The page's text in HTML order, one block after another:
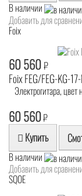
В наличии
Добавить для
Foix
60 560₽
Foix FEG/FEG-KG-
Электрогитара,
60 560₽
Купить
В наличии
Добавить для
SQOE